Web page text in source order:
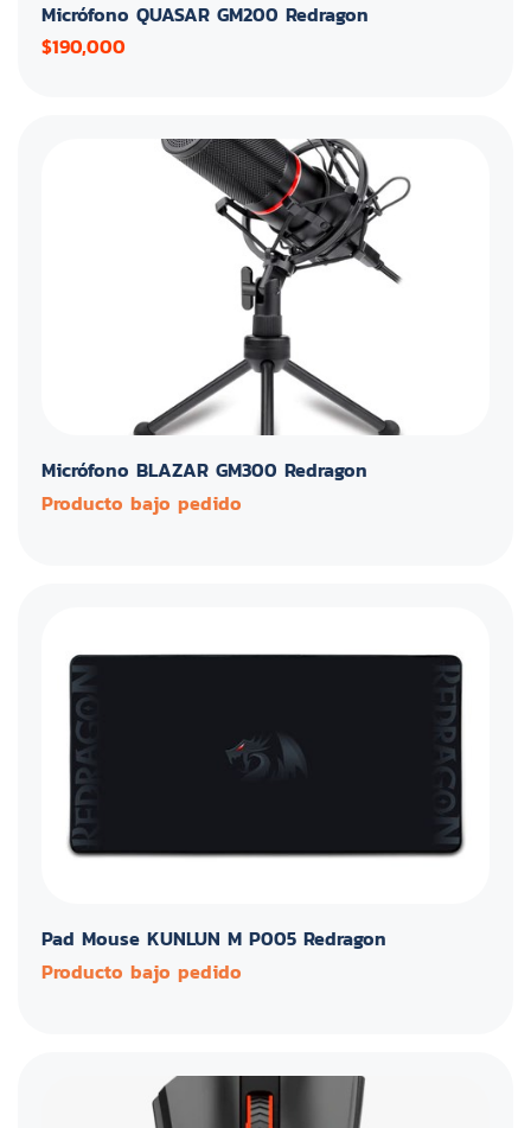
Micrófono QUASAR GM200 Redragon
$190,000
Micrófono BLAZAR GM300 Redragon
Producto bajo pedido
Pad Mouse KUNLUN M P005 Redragon
Producto bajo pedido